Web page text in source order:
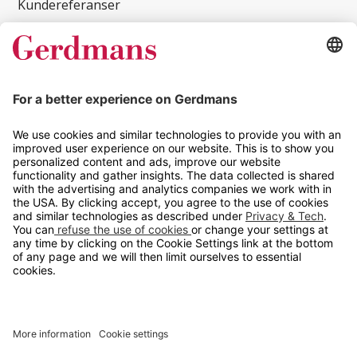
Kundereferanser
Magasin
Tips og guider
Kontakt
info@gerdmans.no
67 80 56 20
Åpningstid
Hverdager 08:00-16:00